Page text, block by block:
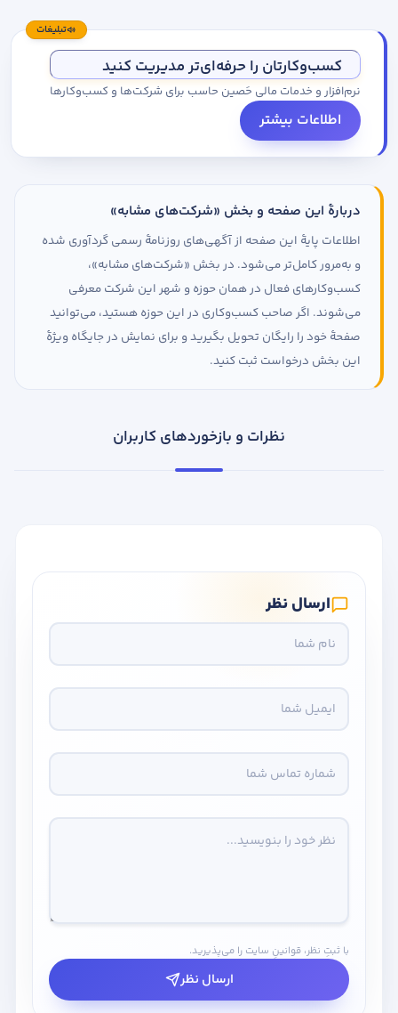
تبلیغات
کسب‌وکارتان را حرفه‌ای‌تر مدیریت کنید
نرم‌افزار و خدمات مالی حَصین حاسب برای شرکت‌ها و کسب‌وکارها
اطلاعات بیشتر
دربارهٔ این صفحه و بخش «شرکت‌های مشابه»
اطلاعات پایهٔ این صفحه از آگهی‌های روزنامهٔ رسمی گردآوری شده
و به‌مرور کامل‌تر می‌شود. در بخش «شرکت‌های مشابه»،
کسب‌وکارهای فعال در همان حوزه و شهر این شرکت معرفی
می‌شوند. اگر صاحب کسب‌وکاری در این حوزه هستید، می‌توانید
صفحهٔ خود را رایگان تحویل بگیرید و برای نمایش در جایگاه ویژهٔ
این بخش درخواست ثبت کنید.
نظرات و بازخوردهای کاربران
ارسال نظر
با ثبتِ نظر، قوانینِ سایت را می‌پذیرید.
ارسال نظر